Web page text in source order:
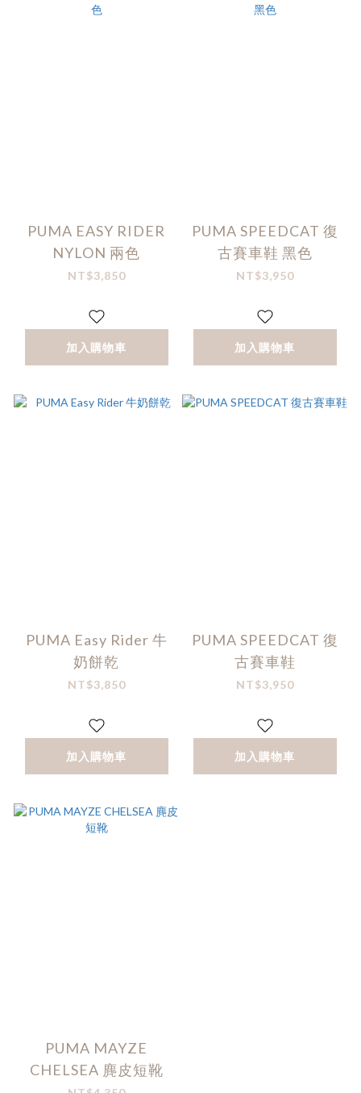
PUMA EASY RIDER
NYLON 兩色
NT$3,850
加入購物車
PUMA SPEEDCAT 復
古賽車鞋 黑色
NT$3,950
加入購物車
PUMA Easy Rider 牛
奶餅乾
NT$3,850
加入購物車
PUMA SPEEDCAT 復
古賽車鞋
NT$3,950
加入購物車
PUMA MAYZE
CHELSEA 麂皮短靴